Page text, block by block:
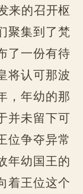
来的召开枢
聚集到了梵
了一份有待
将认可那波
，年幼的那
并未留下可
位争夺异常
年幼国王的
着王位这个